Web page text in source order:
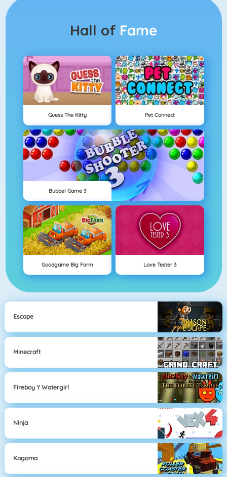
Hall of Fame
Guess The Kitty Pet Connect
Bubbel Game 3
Goodgame Big Farm Love Tester 3
Escape
Minecraft
Fireboy Y Watergirl
Ninja
Kogama